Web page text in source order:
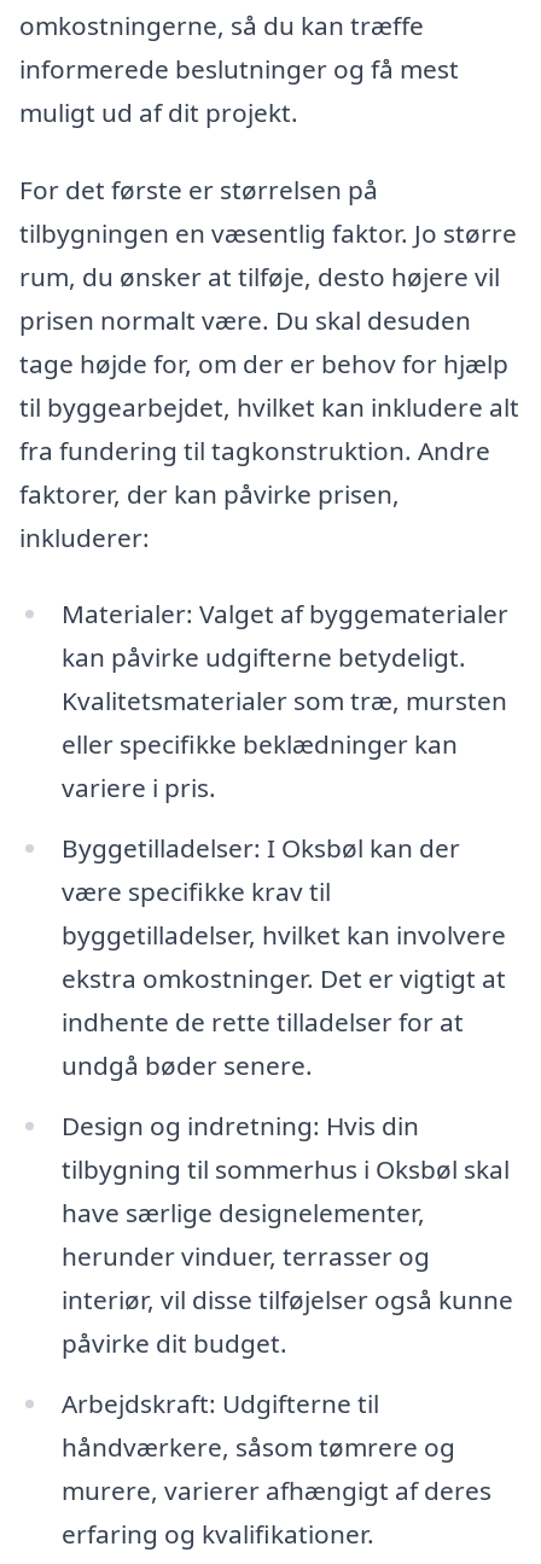
omkostningerne, så du kan træffe
informerede beslutninger og få mest
muligt ud af dit projekt.
For det første er størrelsen på
tilbygningen en væsentlig faktor. Jo større
rum, du ønsker at tilføje, desto højere vil
prisen normalt være. Du skal desuden
tage højde for, om der er behov for hjælp
til byggearbejdet, hvilket kan inkludere alt
fra fundering til tagkonstruktion. Andre
faktorer, der kan påvirke prisen,
inkluderer:
Materialer: Valget af byggematerialer
kan påvirke udgifterne betydeligt.
Kvalitetsmaterialer som træ, mursten
eller specifikke beklædninger kan
variere i pris.
Byggetilladelser: I Oksbøl kan der
være specifikke krav til
byggetilladelser, hvilket kan involvere
ekstra omkostninger. Det er vigtigt at
indhente de rette tilladelser for at
undgå bøder senere.
Design og indretning: Hvis din
tilbygning til sommerhus i Oksbøl skal
have særlige designelementer,
herunder vinduer, terrasser og
interiør, vil disse tilføjelser også kunne
påvirke dit budget.
Arbejdskraft: Udgifterne til
håndværkere, såsom tømrere og
murere, varierer afhængigt af deres
erfaring og kvalifikationer.